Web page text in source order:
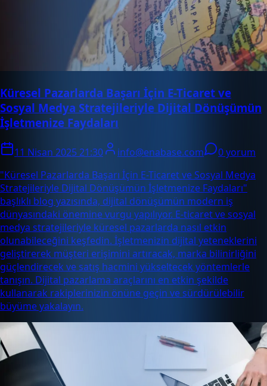
Küresel Pazarlarda Başarı İçin E-Ticaret ve
Sosyal Medya Stratejileriyle Dijital Dönüşümün
İşletmenize Faydaları
11 Nisan 2025 21:30 info@enabase.com
0 yorum
"Küresel Pazarlarda Başarı İçin E-Ticaret ve Sosyal Medya
Stratejileriyle Dijital Dönüşümün İşletmenize Faydaları"
başlıklı blog yazısında, dijital dönüşümün modern iş
dünyasındaki önemine vurgu yapılıyor. E-ticaret ve sosyal
medya stratejileriyle küresel pazarlarda nasıl etkin
olunabileceğini keşfedin. İşletmenizin dijital yeteneklerini
geliştirerek müşteri erişimini artıracak, marka bilinirliğini
güçlendirecek ve satış hacmini yükseltecek yöntemlerle
tanışın. Dijital pazarlama araçlarını en etkin şekilde
kullanarak rakiplerinizin önüne geçin ve sürdürülebilir
büyüme yakalayın.